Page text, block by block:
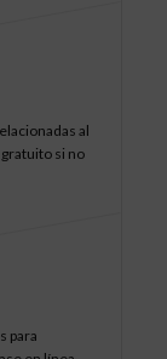
al
si no
para